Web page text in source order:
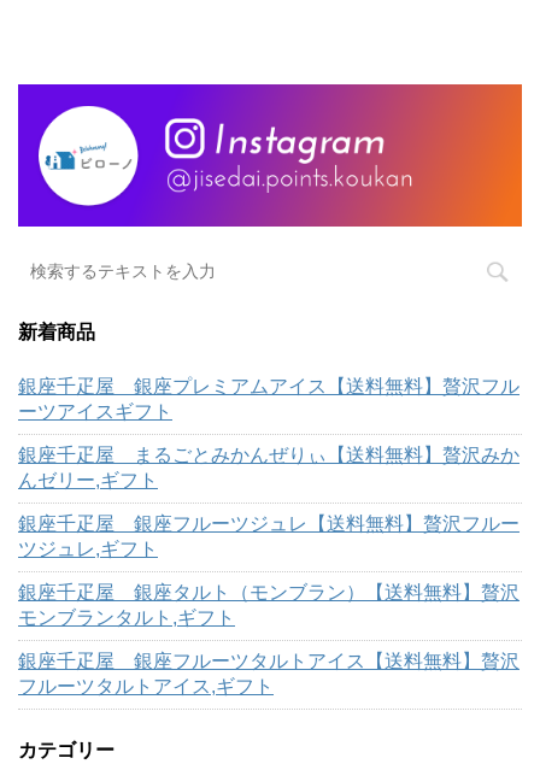
新着商品
銀座千疋屋 銀座プレミアムアイス【送料無料】贅沢フル
ーツアイスギフト
銀座千疋屋 まるごとみかんぜりぃ【送料無料】贅沢みか
んゼリー,ギフト
銀座千疋屋 銀座フルーツジュレ【送料無料】贅沢フルー
ツジュレ,ギフト
銀座千疋屋 銀座タルト（モンブラン）【送料無料】贅沢
モンブランタルト,ギフト
銀座千疋屋 銀座フルーツタルトアイス【送料無料】贅沢
フルーツタルトアイス,ギフト
カテゴリー